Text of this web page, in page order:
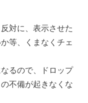
対に、表示させた
等、くまなくチェ
るので、ドロップ
不備が起きなくな